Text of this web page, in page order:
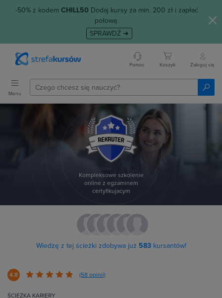
-50% z kodem CHILL50 Dodaj kursy za min. 200 zł i zapłać
połowę.
SPRAWDŹ ➜
Pomoc Koszyk Zaloguj się
Menu
Kompleksowe szkolenie
online z egzaminem
certyfikujacym
Wiedzę z tej ścieżki zdobywa już 583kursantów!
4.8 (58 opinii)
ŚCIEŻKA KARIERY